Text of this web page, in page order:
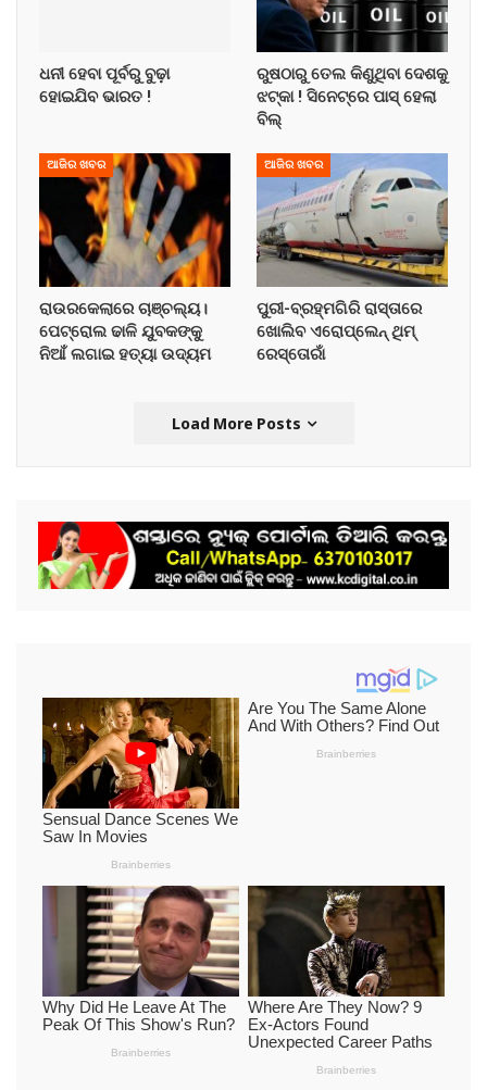
ଧନୀ ହେବା ପୂର୍ବରୁ ବୁଢ଼ା
ହୋଇଯିବ ଭାରତ !
ରୁଷଠାରୁ ତେଲ କିଣୁଥିବା ଦେଶକୁ
ଝଟ୍‌କା ! ସିନେଟ୍‌ରେ ପାସ୍ ହେଲା
ବିଲ୍
ଆଜିର ଖବର
ରାଉରକେଲାରେ ଚାଞ୍ଚଲ୍ୟ।
ପେଟ୍ରୋଲ ଢାଳି ଯୁବକଙ୍କୁ
ନିଆଁ ଲଗାଇ ହତ୍ୟା ଉଦ୍ୟମ
ଆଜିର ଖବର
ପୁରୀ-ବ୍ରହ୍ମଗିରି ରାସ୍ତାରେ
ଖୋଲିବ ଏରୋପ୍ଲେନ୍‌ ଥିମ୍‌
ରେସ୍ତୋରାଁ
Load More Posts